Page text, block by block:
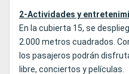
2-Actividades y
En la cubierta 15, se
2.000 metros cuadrados.
los pasajeros podrán
libre, conciertos y películas.